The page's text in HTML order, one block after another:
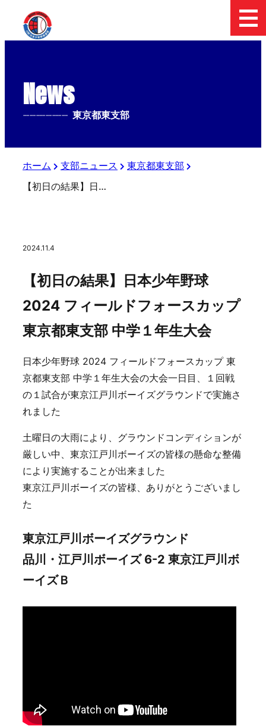
News
-------------- 東京都東支部
ホーム 支部ニュース
東京都東支部
【初日の結果】日本少年野球 2024 フィールドフォースカップ 東京都東支部 中学１年生大会
2024.11.4
【初日の結果】日本少年野球
2024 フィールドフォースカップ
東京都東支部 中学１年生大会
日本少年野球 2024 フィールドフォースカップ 東
京都東支部 中学１年生大会の大会一日目、１回戦
の１試合が東京江戸川ボーイズグラウンドで実施さ
れました
土曜日の大雨により、グラウンドコンディションが
厳しい中、東京江戸川ボーイズの皆様の懸命な整備
により実施することが出来ました
東京江戸川ボーイズの皆様、ありがとうございまし
た
東京江戸川ボーイズグラウンド
品川・江戸川ボーイズ 6-2 東京江戸川ボ
ーイズＢ